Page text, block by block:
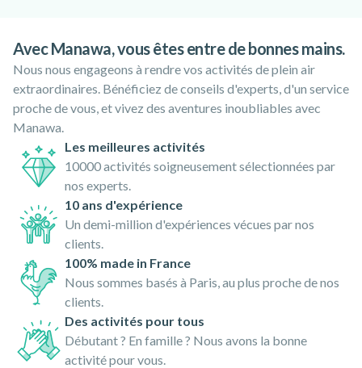
Avec Manawa, vous êtes entre de bonnes mains.
Nous nous engageons à rendre vos activités de plein air
extraordinaires. Bénéficiez de conseils d'experts, d'un service
proche de vous, et vivez des aventures inoubliables avec
Manawa.
Les meilleures activités
10000 activités soigneusement sélectionnées par
nos experts.
10 ans d'expérience
Un demi-million d'expériences vécues par nos
clients.
100% made in France
Nous sommes basés à Paris, au plus proche de nos
clients.
Des activités pour tous
Débutant ? En famille ? Nous avons la bonne
activité pour vous.